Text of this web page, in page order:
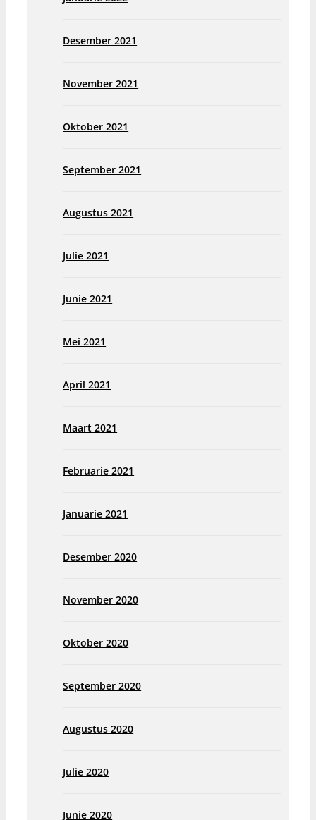
Desember 2021
November 2021
Oktober 2021
September 2021
Augustus 2021
Julie 2021
Junie 2021
Mei 2021
April 2021
Maart 2021
Februarie 2021
Januarie 2021
Desember 2020
November 2020
Oktober 2020
September 2020
Augustus 2020
Julie 2020
Junie 2020